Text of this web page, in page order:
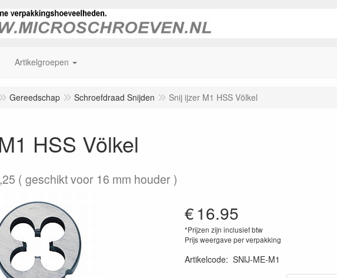
Artikelgroepen
Gereedschap Schroefdraad Snijden Snij ijzer M1 HSS Völkel
HSS Völkel
( geschikt voor 16 mm houder )
€16.95
*Prijzen zijn inclusief btw
Prijs weergave per verpakking
Artikelcode: SNIJ-ME-M1